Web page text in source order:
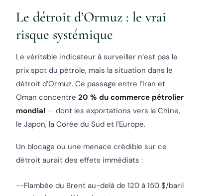
Le détroit d’Ormuz : le vrai
risque systémique
Le véritable indicateur à surveiller n’est pas le
prix spot du pétrole, mais la situation dans le
détroit d’Ormuz. Ce passage entre l’Iran et
Oman concentre 20 % du commerce pétrolier
mondial — dont les exportations vers la Chine,
le Japon, la Corée du Sud et l’Europe.
Un blocage ou une menace crédible sur ce
détroit aurait des effets immédiats :
Flambée du Brent au-delà de 120 à 150 $/baril